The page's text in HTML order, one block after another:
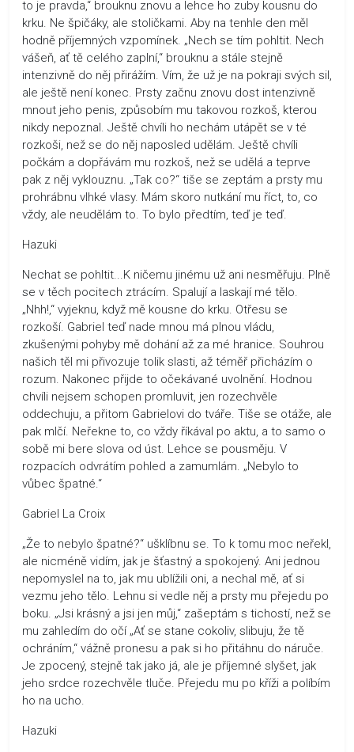
to je pravda,“ brouknu znovu a lehce ho zuby kousnu do
krku. Ne špičáky, ale stoličkami. Aby na tenhle den měl
hodně příjemných vzpomínek. „Nech se tím pohltit. Nech
vášeň, ať tě celého zaplní,“ brouknu a stále stejně
intenzivně do něj přirážím. Vím, že už je na pokraji svých sil,
ale ještě není konec. Prsty začnu znovu dost intenzivně
mnout jeho penis, způsobím mu takovou rozkoš, kterou
nikdy nepoznal. Ještě chvíli ho nechám utápět se v té
rozkoši, než se do něj naposled udělám. Ještě chvíli
počkám a dopřávám mu rozkoš, než se udělá a teprve
pak z něj vyklouznu. „Tak co?“ tiše se zeptám a prsty mu
prohrábnu vlhké vlasy. Mám skoro nutkání mu říct, to, co
vždy, ale neudělám to. To bylo předtím, teď je teď.
Hazuki
Nechat se pohltit...K ničemu jinému už ani nesměřuju. Plně
se v těch pocitech ztrácím. Spalují a laskají mé tělo.
„Nhh!,“ vyjeknu, když mě kousne do krku. Otřesu se
rozkoší. Gabriel teď nade mnou má plnou vládu,
zkušenými pohyby mě dohání až za mé hranice. Souhrou
našich těl mi přivozuje tolik slasti, až téměř přicházím o
rozum. Nakonec přijde to očekávané uvolnění. Hodnou
chvíli nejsem schopen promluvit, jen rozechvěle
oddechuju, a přitom Gabrielovi do tváře. Tiše se otáže, ale
pak mlčí. Neřekne to, co vždy říkával po aktu, a to samo o
sobě mi bere slova od úst. Lehce se pousměju. V
rozpacích odvrátím pohled a zamumlám. „Nebylo to
vůbec špatné.“
Gabriel La Croix
„Že to nebylo špatné?“ ušklíbnu se. To k tomu moc neřekl,
ale nicméně vidím, jak je šťastný a spokojený. Ani jednou
nepomyslel na to, jak mu ublížili oni, a nechal mě, ať si
vezmu jeho tělo. Lehnu si vedle něj a prsty mu přejedu po
boku. „Jsi krásný a jsi jen můj,“ zašeptám s tichostí, než se
mu zahledím do očí „Ať se stane cokoliv, slibuju, že tě
ochráním,“ vážně pronesu a pak si ho přitáhnu do náruče.
Je zpocený, stejně tak jako já, ale je příjemné slyšet, jak
jeho srdce rozechvěle tluče. Přejedu mu po kříži a políbím
ho na ucho.
Hazuki